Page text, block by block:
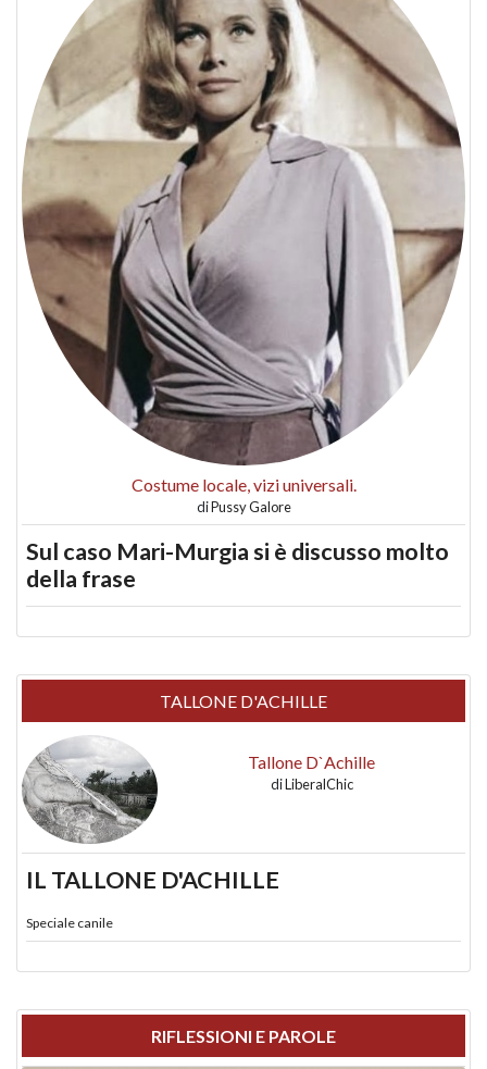
Costume locale, vizi universali.
diPussy Galore
Sul caso Mari-Murgia si è discusso molto
della frase
TALLONE D'ACHILLE
Tallone D`Achille
diLiberalChic
IL TALLONE D'ACHILLE
Speciale canile
RIFLESSIONI E PAROLE